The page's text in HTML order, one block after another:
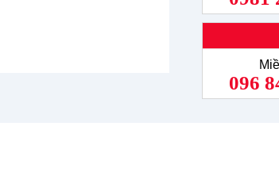
096